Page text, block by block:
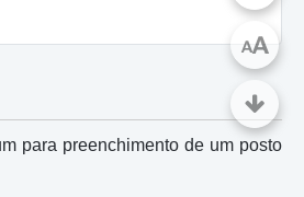
para preenchimento de um posto
AA